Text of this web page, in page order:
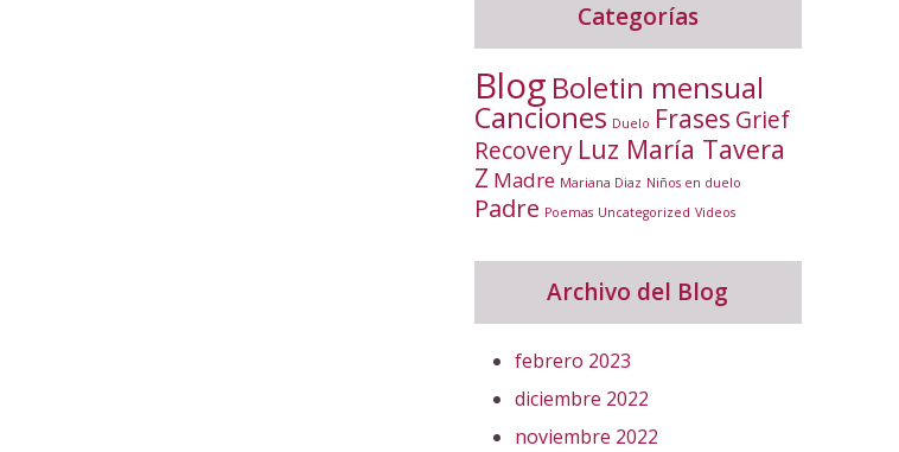
Categorías
Blog Boletin mensual
Canciones Duelo Frases Grief
Recovery Luz María Tavera
Z Madre Mariana Diaz Niños en duelo
Padre Poemas Uncategorized Videos
Archivo del Blog
febrero 2023
diciembre 2022
noviembre 2022